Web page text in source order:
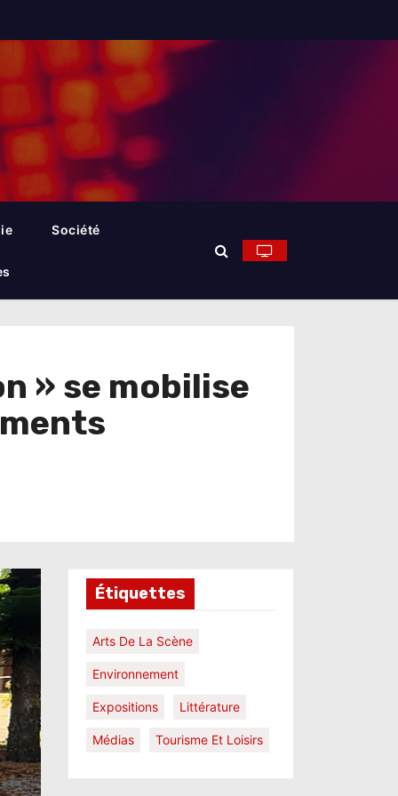
Société
» se mobilise
Étiquettes
Arts De La Scène
Environnement
Expositions Littérature
Médias Tourisme Et Loisirs